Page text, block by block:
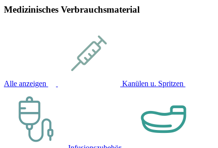
Medizinisches Verbrauchsmaterial
Alle anzeigen Kanülen u. Spritzen